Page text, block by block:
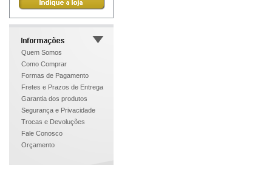
Quem Somos
Como Comprar
Formas de Pagamento
Fretes e Prazos de Entrega
Garantia dos produtos
Segurança e Privacidade
Trocas e Devoluções
Fale Conosco
Orçamento